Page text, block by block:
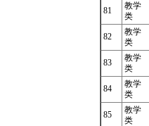
81
教学
类
82
教学
类
83
教学
类
84
教学
类
85
教学
类